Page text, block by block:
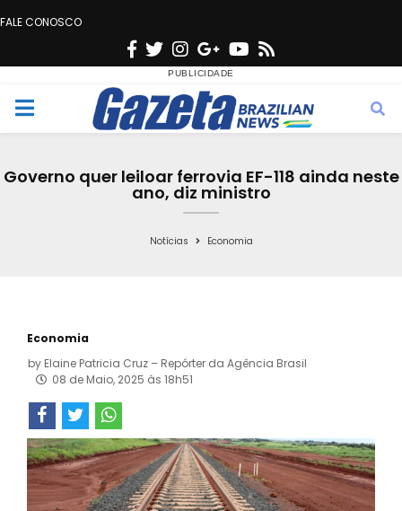
FALE CONOSCO
F
c
e
o
T
w
i
t
e
n
s
t
g
r
a
G
o
o
g
e
Y
u
t
b
s
M
Governo quer leiloar ferrovia EF-118 ainda neste
ano, diz ministro
Notícias Economia
Economia
by Elaine Patricia Cruz – Repórter da Agência Brasil
08 de Maio, 2025 às 18h51